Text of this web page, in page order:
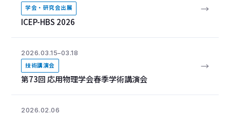
学会・研究会出展
ICEP-HBS 2026
→
2026.03.15–03.18
技術講演会
第73回 応用物理学会春季学術講演会
→
2026.02.06